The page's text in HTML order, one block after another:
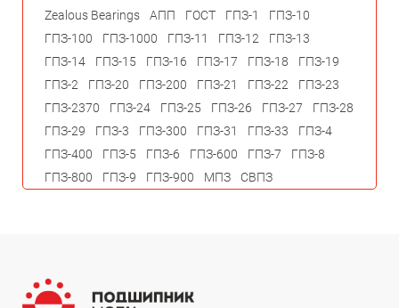
Zealous Bearings
АПП ГОСТ ГПЗ-1
ГПЗ-10
ГПЗ-100
ГПЗ-1000 ГПЗ-11 ГПЗ-12
ГПЗ-13
ГПЗ-14
ГПЗ-15 ГПЗ-16 ГПЗ-17 ГПЗ-18
ГПЗ-19
ГПЗ-2
ГПЗ-20 ГПЗ-200 ГПЗ-21 ГПЗ-22
ГПЗ-23
ГПЗ-2370
ГПЗ-24 ГПЗ-25 ГПЗ-26 ГПЗ-27
ГПЗ-28
ГПЗ-29
ГПЗ-3 ГПЗ-300 ГПЗ-31 ГПЗ-33
ГПЗ-4
ГПЗ-400
ГПЗ-5 ГПЗ-6 ГПЗ-600 ГПЗ-7
ГПЗ-8
ГПЗ-800
ГПЗ-9 ГПЗ-900 МПЗ СВПЗ